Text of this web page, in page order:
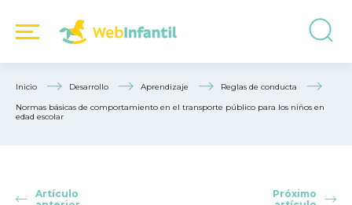
Inicio Desarrollo Aprendizaje
Reglas de conducta
Normas básicas de comportamiento en el transporte público para los niños en
edad escolar
Artículo
Próximo